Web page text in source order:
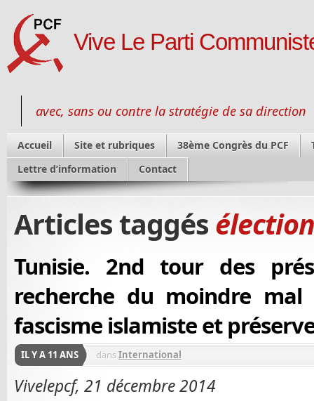
Vive Le Parti
avec, sans ou contre la stratégie de sa direction
Accueil Site et rubriques 38ème Congrès du PCF
Lettre d’information
Contact
Articles taggés
Tunisie. 2nd tour des
recherche du moindre
fascisme islamiste et
IL Y A 11 ANS dansInternational
Vivelepcf, 21 décembre 2014